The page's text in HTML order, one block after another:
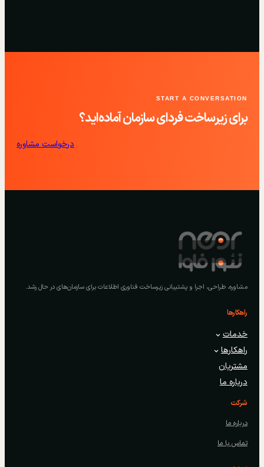
START A CONVERSATION
برای زیرساخت فردای سازمان آماده‌اید؟
درخواست مشاوره
مشاوره، طراحی، اجرا و پشتیبانی زیرساخت فناوری اطلاعات برای سازمان‌های در حال رشد.
راهکارها
خدمات
راهکارها
مشتریان
درباره ما
شرکت
درباره ما
تماس با ما